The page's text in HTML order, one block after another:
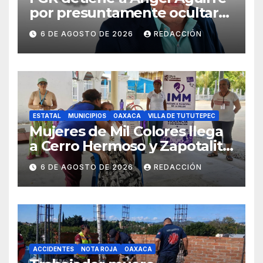
por presuntamente ocultar
evidencias del caso
Ayotzinapa
6 DE AGOSTO DE 2026 REDACCIÓN
ESTATAL MUNICIPIOS OAXACA VILLA DE TUTUTEPEC
Mujeres de Mil Colores llega
a Cerro Hermoso y Zapotalito
para fortalecer redes de
apoyo y prevenir violencias
6 DE AGOSTO DE 2026 REDACCIÓN
ACCIDENTES NOTA ROJA OAXACA